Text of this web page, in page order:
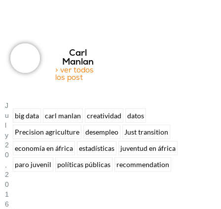
Carl
Manlan
> ver todos
los post
J
U
L
Y
2
0
2
0
1
6
big data carl manlan creatividad
datos
Precision agriculture
desempleo
Just transition
economía en áfrica
estadísticas
juventud en áfrica
paro juvenil
políticas públicas recommendation